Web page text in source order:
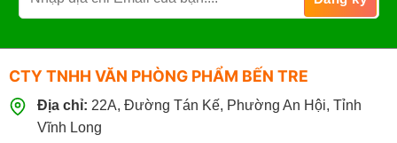
CTY TNHH VĂN PHÒNG PHẨM BẾN TRE
Địa chỉ: 22A, Đường Tán Kế, Phường An Hội, Tỉnh
Vĩnh Long